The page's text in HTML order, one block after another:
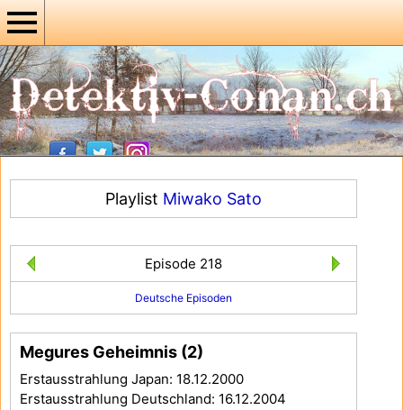
Playlist Miwako Sato
Episode 218
Deutsche Episoden
Megures Geheimnis (2)
Erstausstrahlung Japan: 18.12.2000
Erstausstrahlung Deutschland: 16.12.2004